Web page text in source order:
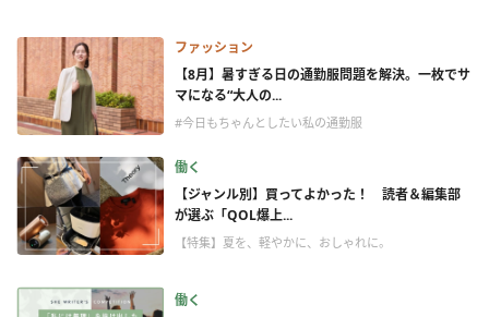
ファッション
【8月】暑すぎる日の通勤服問題を解決。一枚でサ
マになる“大人の...
#今日もちゃんとしたい私の通勤服
働く
【ジャンル別】買ってよかった！ 読者＆編集部
が選ぶ「QOL爆上...
【特集】夏を、軽やかに、おしゃれに。
働く